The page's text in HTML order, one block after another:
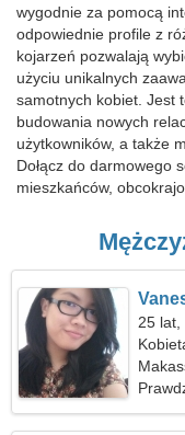
wygodnie za pomocą
odpowiednie profile z
kojarzeń pozwalają
użyciu unikalnych
samotnych kobiet. Jest
budowania nowych
użytkowników, a także
Dołącz do darmowego
mieszkańców,
25 lat,